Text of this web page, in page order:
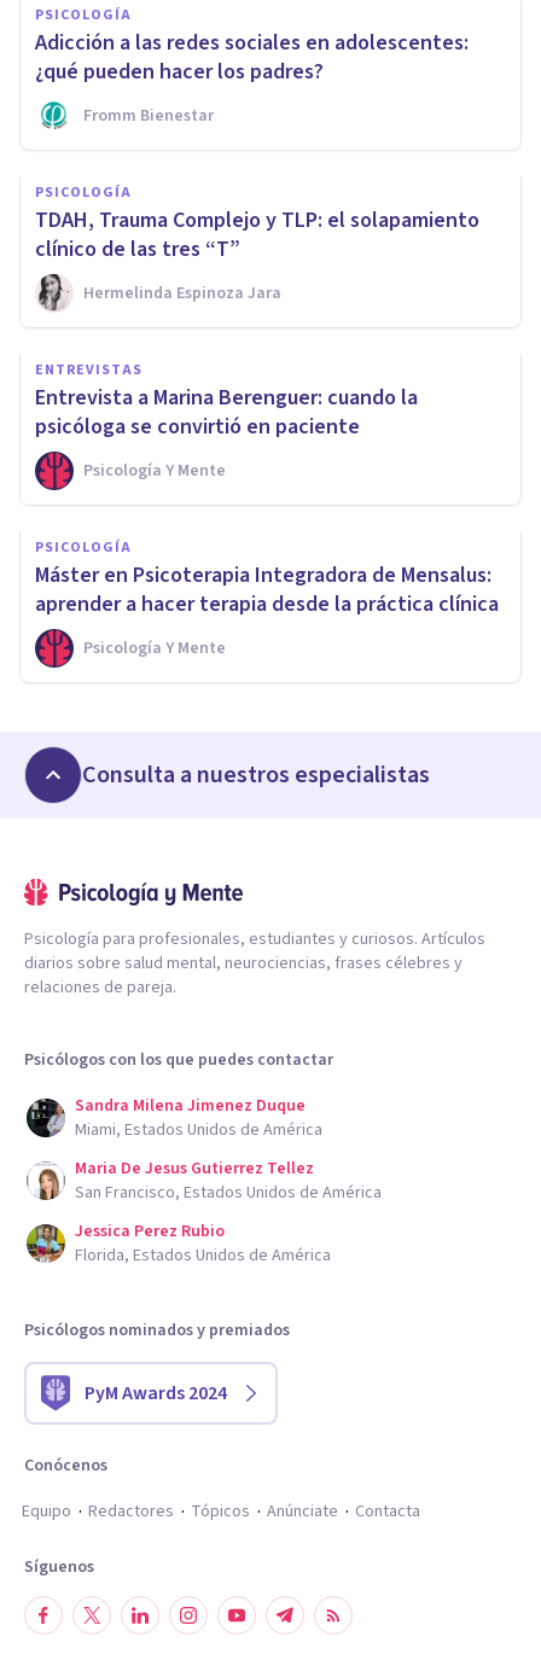
PSICOLOGÍA
Adicción a las redes sociales en adolescentes:
¿qué pueden hacer los padres?
Fromm Bienestar
PSICOLOGÍA
TDAH, Trauma Complejo y TLP: el solapamiento
clínico de las tres “T”
Hermelinda Espinoza Jara
ENTREVISTAS
Entrevista a Marina Berenguer: cuando la
psicóloga se convirtió en paciente
Psicología Y Mente
PSICOLOGÍA
Máster en Psicoterapia Integradora de Mensalus:
aprender a hacer terapia desde la práctica clínica
Psicología Y Mente
Consulta a nuestros especialistas
Psicología para profesionales, estudiantes y curiosos. Artículos
diarios sobre salud mental, neurociencias, frases célebres y
relaciones de pareja.
Psicólogos con los que puedes contactar
Sandra Milena Jimenez Duque
Miami, Estados Unidos de América
Maria De Jesus Gutierrez Tellez
San Francisco, Estados Unidos de América
Jessica Perez Rubio
Florida, Estados Unidos de América
Psicólogos nominados y premiados
PyM Awards 2024
Conócenos
Equipo
Redactores Tópicos Anúnciate Contacta
Síguenos